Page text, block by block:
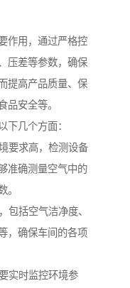
作用，通过严格控
压差等参数，确保
提高产品质量、保
品安全等。
下几个方面：
要求高，检测设备
准确测量空气中的
。
包括空气洁净度、
，确保车间的各项
实时监控环境参